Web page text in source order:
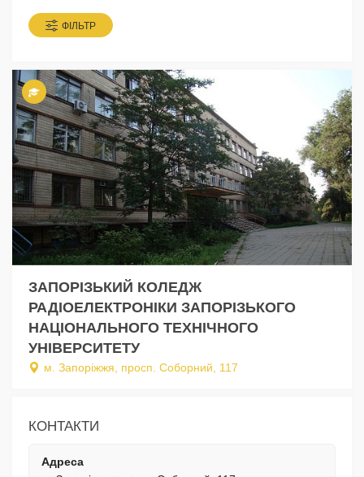
ФІЛЬТР
ЗАПОРІЗЬКИЙ КОЛЕДЖ
РАДІОЕЛЕКТРОНІКИ ЗАПОРІЗЬКОГО
НАЦІОНАЛЬНОГО ТЕХНІЧНОГО
УНІВЕРСИТЕТУ
м. Запоріжжя, просп. Соборний, 117
КОНТАКТИ
Адреса